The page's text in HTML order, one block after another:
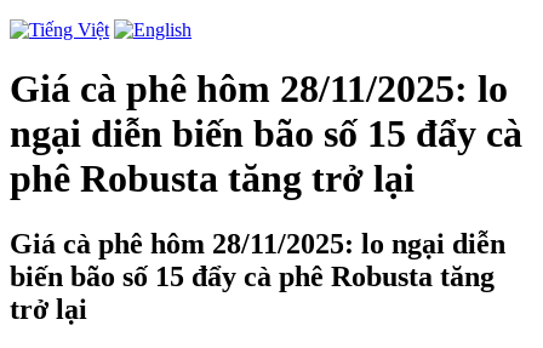
Giá cà phê hôm 28/11/2025: lo
ngại diễn biến bão số 15 đẩy cà
phê Robusta tăng trở lại
Giá cà phê hôm 28/11/2025: lo ngại diễn
biến bão số 15 đẩy cà phê Robusta tăng
trở lại